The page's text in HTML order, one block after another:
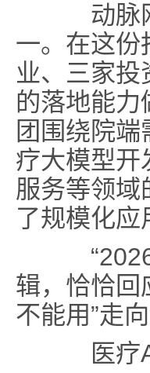
动脉网
一。在这份
业、三家投
的落地能力
团围绕院
疗大模型开
服务等领域
了规模化应
“2026
辑，恰恰回
不能用”走
医疗